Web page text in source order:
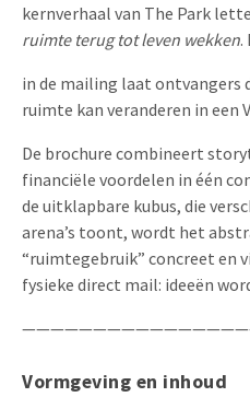
kernverhaal van The Park
ruimte terug tot leven wekken.
in de mailing laat ontvangers
ruimte kan veranderen in een
De brochure combineert
financiële voordelen in één
de uitklapbare kubus, die
arena’s toont, wordt het
“ruimtegebruik” concreet en
fysieke direct mail: ideeën
Vormgeving en inhoud